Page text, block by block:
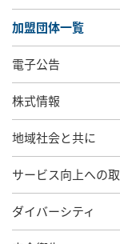
加盟団体一覧
電子公告
株式情報
地域社会と共に
サービス向上への
ダイバーシティ